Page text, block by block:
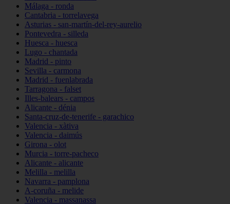
Málaga - ronda
Cantabria - torrelavega
Asturias - san-martín-del-rey-aurelio
Pontevedra - silleda
Huesca - huesca
Lugo - chantada
Madrid - pinto
Sevilla - carmona
Madrid - fuenlabrada
Tarragona - falset
Illes-balears - campos
Alicante - dénia
Santa-cruz-de-tenerife - garachico
Valencia - xàtiva
Valencia - daimús
Girona - olot
Murcia - torre-pacheco
Alicante - alicante
Melilla - melilla
Navarra - pamplona
A-coruña - melide
Valencia - massanassa